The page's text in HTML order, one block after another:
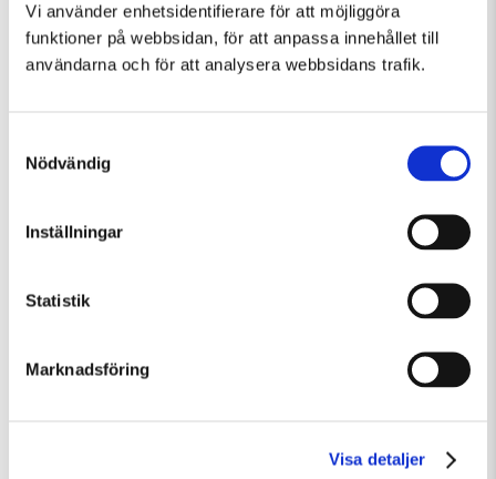
Vi använder enhetsidentifierare för att möjliggöra
funktioner på webbsidan, för att anpassa innehållet till
användarna och för att analysera webbsidans trafik.
Nödvändig
Inställningar
Statistik
Marknadsföring
Visa detaljer